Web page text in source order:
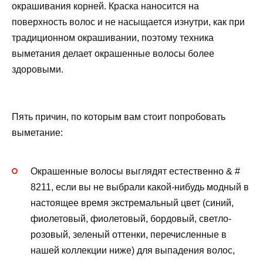
окрашивания корней. Краска наносится на
поверхность волос и не насыщается изнутри, как при
традиционном окрашивании, поэтому техника
выметания делает окрашенные волосы более
здоровыми.
Пять причин, по которым вам стоит попробовать
выметание:
Окрашенные волосы выглядят естественно & #
8211, если вы не выбрали какой-нибудь модный в
настоящее время экстремальный цвет (синий,
фиолетовый, фиолетовый, бордовый, светло-
розовый, зеленый оттенки, перечисленные в
нашей коллекции ниже) для выпадения волос,